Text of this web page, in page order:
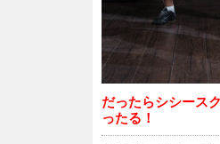
だったらシシース
ったる！